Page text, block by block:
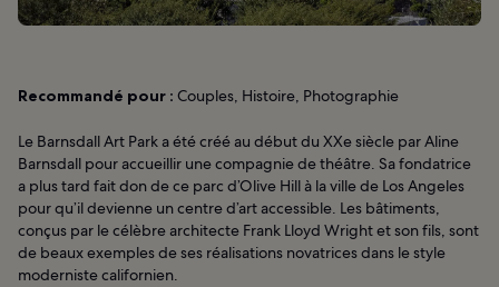
Recommandé pour : Couples, Histoire, Photographie
Le Barnsdall Art Park a été créé au début du XXe siècle par Aline
Barnsdall pour accueillir une compagnie de théâtre. Sa fondatrice
a plus tard fait don de ce parc d’Olive Hill à la ville de Los Angeles
pour qu’il devienne un centre d’art accessible. Les bâtiments,
conçus par le célèbre architecte Frank Lloyd Wright et son fils, sont
de beaux exemples de ses réalisations novatrices dans le style
moderniste californien.